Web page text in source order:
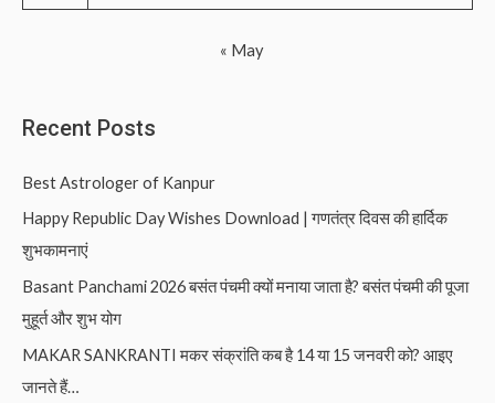
« May
Recent Posts
Best Astrologer of Kanpur
Happy Republic Day Wishes Download | गणतंत्र दिवस की हार्दिक
शुभकामनाएं
Basant Panchami 2026 बसंत पंचमी क्यों मनाया जाता है? बसंत पंचमी की पूजा
मुहूर्त और शुभ योग
MAKAR SANKRANTI मकर संक्रांति कब है 14 या 15 जनवरी को? आइए
जानते हैं…